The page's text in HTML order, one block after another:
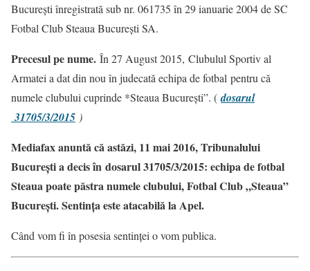
Bucureşti înregistrată sub nr. 061735 în 29 ianuarie 2004 de SC
Fotbal Club Steaua Bucureşti SA.
Precesul pe nume. În 27 August 2015, Clubulul Sportiv al
Armatei a dat din nou în judecată echipa de fotbal pentru că
numele clubului cuprinde *Steaua București”. ( dosarul
31705/3/2015 )
Mediafax anuntă că astăzi, 11 mai 2016, Tribunalului
Bucureşti a decis în dosarul 31705/3/2015: echipa de fotbal
Steaua poate păstra numele clubului, Fotbal Club „Steaua”
Bucureşti. Sentința este atacabilă la Apel.
Când vom fi în posesia sentinței o vom publica.